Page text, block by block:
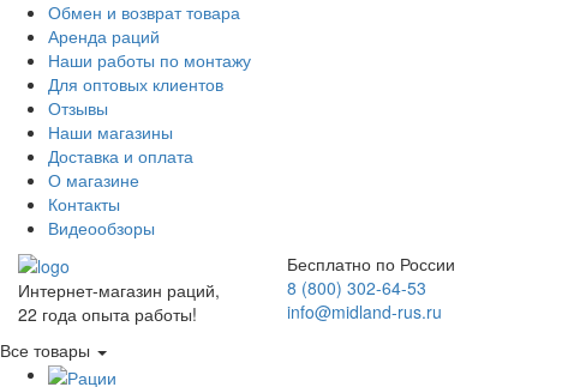
Обмен и возврат товара
Аренда раций
Наши работы по монтажу
Для оптовых клиентов
Отзывы
Наши магазины
Доставка и оплата
О магазине
Контакты
Видеообзоры
Интернет-магазин раций,
22 года опыта работы!
Бесплатно по России
8 (800) 302-64-53
info@midland-rus.ru
Все товары